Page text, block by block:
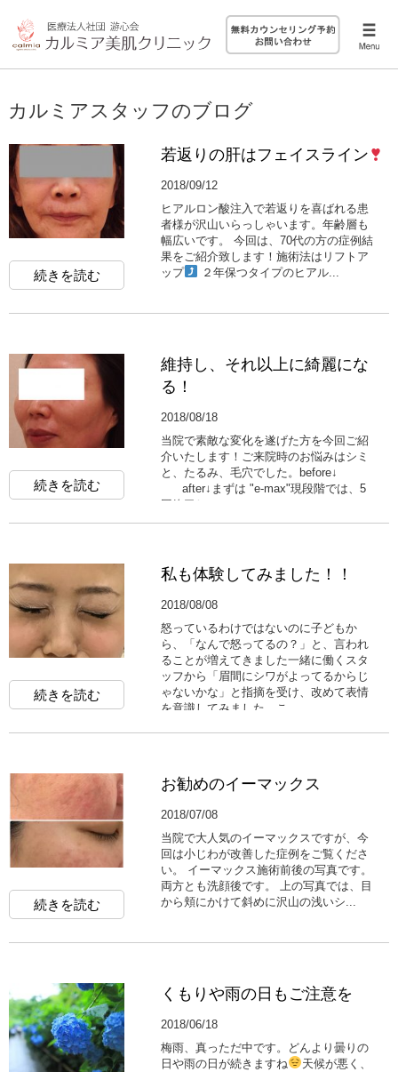
カルミアスタッフのブログ
続きを読む
若返りの肝はフェイスライン
2018/09/12
ヒアルロン酸注入で若返りを喜ばれる患
者様が沢山いらっしゃいます。年齢層も
幅広いです。 今回は、70代の方の症例結
果をご紹介致します！施術法はリフトア
ップ
２年保つタイプのヒアル...
続きを読む
維持し、それ以上に綺麗にな
る！
2018/08/18
当院で素敵な変化を遂げた方を今回ご紹
介いたします！ご来院時のお悩みはシミ
と、たるみ、毛穴でした。before↓
after↓まずは "e-max"現段階では、5
回終了して...
続きを読む
私も体験してみました！！
2018/08/08
怒っているわけではないのに子どもか
ら、「なんで怒ってるの？」と、言われ
ることが増えてきました一緒に働くスタ
ッフから「眉間にシワがよってるからじ
ゃないかな」と指摘を受け、改めて表情
を意識してみました。こ...
続きを読む
お勧めのイーマックス
2018/07/08
当院で大人気のイーマックスですが、今
回は小じわが改善した症例をご覧くださ
い。 イーマックス施術前後の写真です。
両方とも洗顔後です。 上の写真では、目
から頬にかけて斜めに沢山の浅いシ...
くもりや雨の日もご注意を
2018/06/18
梅雨、真っただ中です。どんより曇りの
日や雨の日が続きますね
天候が悪く、